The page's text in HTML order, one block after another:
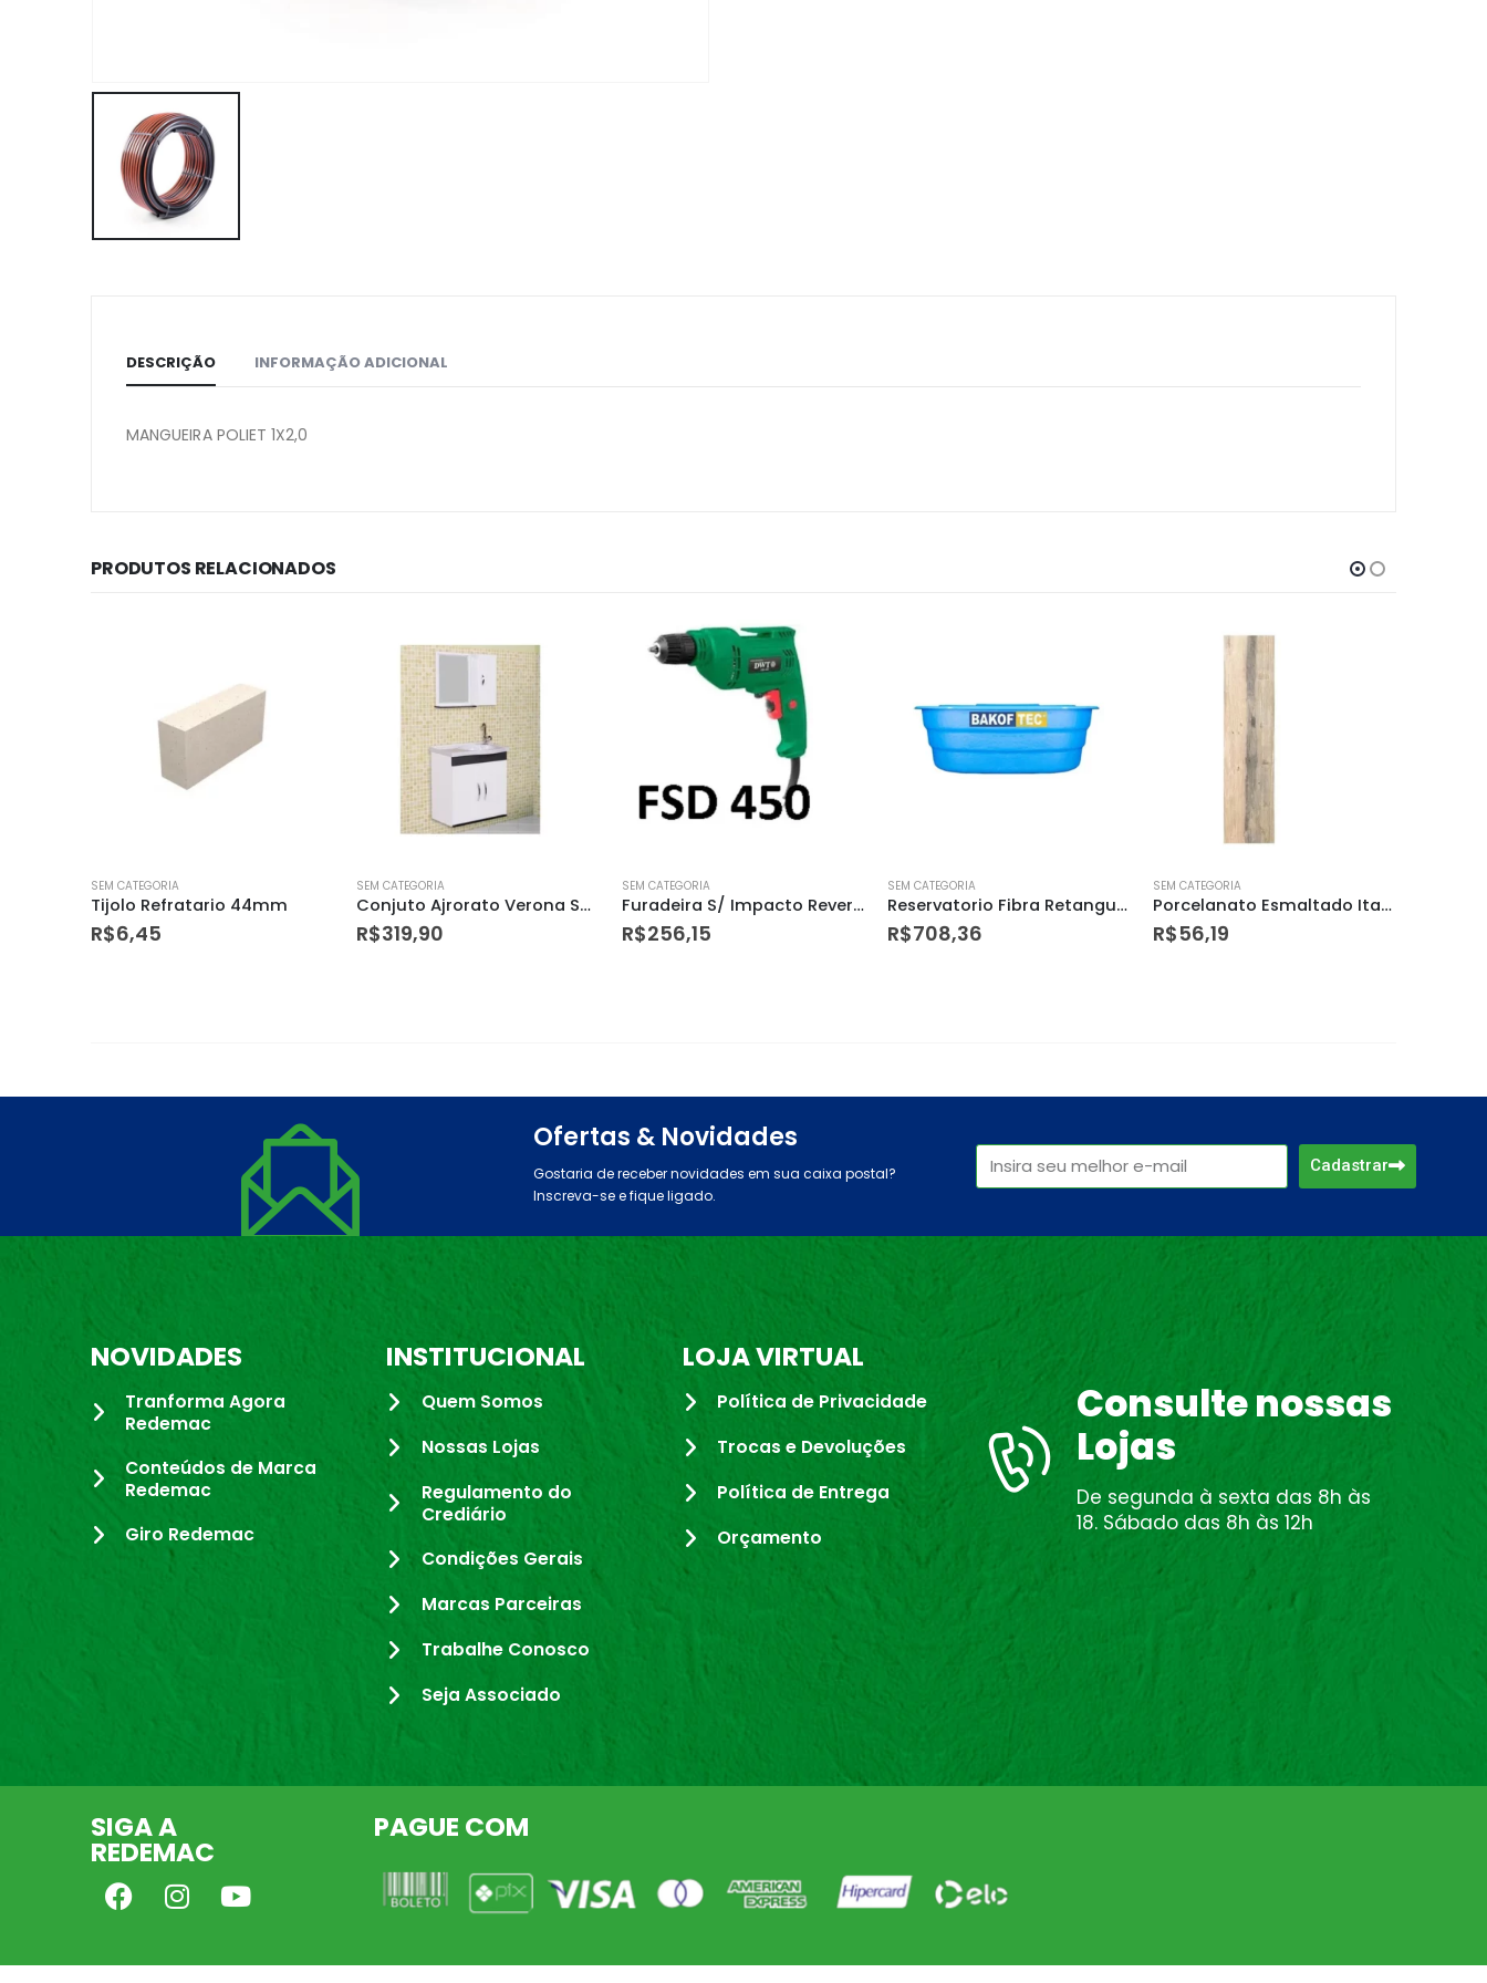
DESCRIÇÃO INFORMAÇÃO ADICIONAL
MANGUEIRA POLIET 1X2,0
PRODUTOS RELACIONADOS
SEM CATEGORIA
R$319,90
SEM CATEGORIA
Furadeira S/ Impacto Reversivel Fsd450 3/8 220v Dwt
R$256,15
SEM CATEGORIA
Reservatorio Fibra Retangular 500l C/tampa Bakof
R$708,36
SEM CATEGORIA
Porcelanato Esmaltado Itagres 24,5 X 100 Carv. Natural
R$56,19
SEM CATEGORIA
Garrafa Térmica de Pressão Farroupilha Branca 1,9l
R$69,90
Ofertas & Novidades
Gostaria de receber novidades em sua caixa postal?
Inscreva-se e fique ligado.
Cadastrar
NOVIDADES
Tranforma Agora
Redemac
Conteúdos de Marca
Redemac
Giro Redemac
INSTITUCIONAL
Quem Somos
Nossas Lojas
Regulamento do
Crediário
Condições Gerais
Marcas Parceiras
Trabalhe Conosco
Seja Associado
LOJA VIRTUAL
Política de Privacidade
Trocas e Devoluções
Política de Entrega
Orçamento
Consulte nossas
Lojas
De segunda à sexta das 8h às
18. Sábado das 8h às 12h
SIGA A
REDEMAC
PAGUE COM